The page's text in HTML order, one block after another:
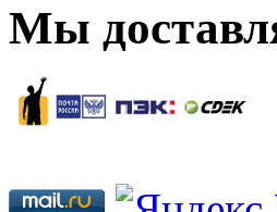
Мы